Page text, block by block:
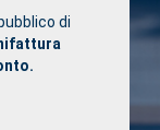
di